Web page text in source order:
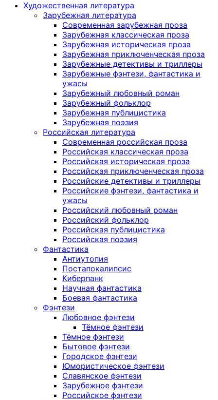
Художественная литература
Зарубежная литература
Современная зарубежная проза
Зарубежная классическая проза
Зарубежная историческая проза
Зарубежная приключенческая проза
Зарубежные детективы и триллеры
Зарубежные фэнтези, фантастика и
ужасы
Зарубежный любовный роман
Зарубежный фольклор
Зарубежная публицистика
Зарубежная поэзия
Российская литература
Современная российская проза
Российская классическая проза
Российская историческая проза
Российская приключенческая проза
Российские детективы и триллеры
Российские фэнтези, фантастика и
ужасы
Российский любовный роман
Российский фольклор
Российская публицистика
Российская поэзия
Фантастика
Антиутопия
Постапокалипсис
Киберпанк
Научная фантастика
Боевая фантастика
Фэнтези
Любовное фэнтези
Тёмное фэнтези
Тёмное фэнтези
Бытовое фэнтези
Городское фэнтези
Юмористическое фэнтези
Славянское фэнтези
Зарубежное фэнтези
Российское фэнтези